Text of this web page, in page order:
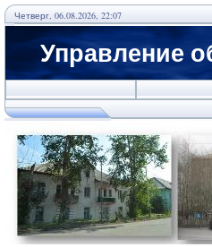
Четверг, 06.08.2026, 22:07
Управление